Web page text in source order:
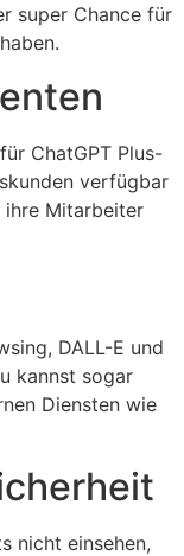
super Chance für
ChatGPT Plus-
verfügbar
ihre Mitarbeiter
DALL-E und
kannst sogar
Diensten wie
nicht einsehen,